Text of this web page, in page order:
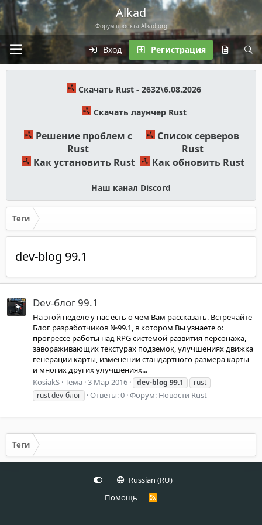
Alkad
Форум проекта Alkad.org
Вход Регистрация
Скачать Rust - 2632\6.08.2026
Скачать лаунчер Rust
Решение проблем с
Rust
Список серверов
Rust
Как установить Rust
Как обновить Rust
Наш канал Discord
Теги
dev-blog 99.1
Dev-блог 99.1
На этой неделе у нас есть о чём Вам рассказать. Встречайте
Блог разработчиков №99.1, в котором Вы узнаете о:
прогрессе работы над RPG системой развития персонажа,
завораживающих текстурах подземок, улучшениях движка
генерации карты, изменении стандартного размера карты
и многих других улучшениях...
KosiakS Тема 3 Мар 2016 dev-blog 99.1
rust
rust dev-блог
Ответы: 0 Форум: Новости Rust
Теги
Russian (RU)
Помощь
R